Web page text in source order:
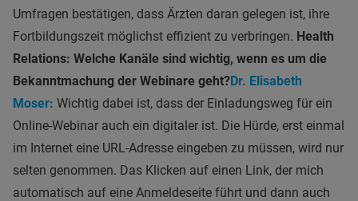
Umfragen bestätigen, dass Ärzten daran gelegen ist, ihre
Fortbildungszeit möglichst effizient zu verbringen. Health
Relations: Welche Kanäle sind wichtig, wenn es um die
Bekanntmachung der Webinare geht?Dr. Elisabeth
Moser: Wichtig dabei ist, dass der Einladungsweg für ein
Online-Webinar auch ein digitaler ist. Die Hürde, erst einmal
im Internet eine URL-Adresse eingeben zu müssen, wird nur
selten genommen. Das Klicken auf einen Link, der mich
automatisch auf eine Anmeldeseite führt und dann auch